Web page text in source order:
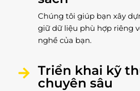
Chúng tôi giúp bạn xây
giữ dữ liệu phù hợp riêng
nghề của bạn.
Triển khai kỹ
chuyên sâu